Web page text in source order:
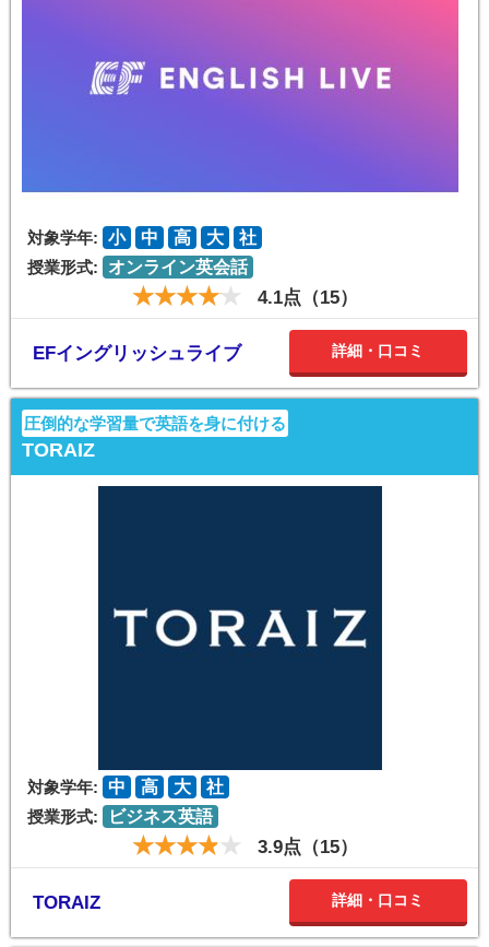
対象学年: 小 中 高 大
社
授業形式:
オンライン英会話
4.1点（15）
EFイングリッシュライブ 詳細・口コミ
圧倒的な学習量で英語を身に付ける
TORAIZ
対象学年: 中 高 大
社
授業形式:
ビジネス英語
3.9点（15）
TORAIZ 詳細・口コミ